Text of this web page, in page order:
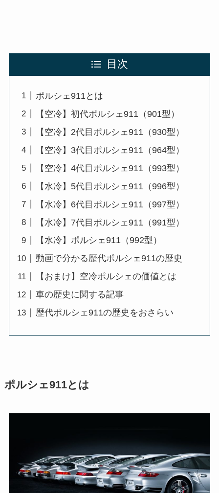
目次
ポルシェ911とは
【空冷】初代ポルシェ911（901型）
【空冷】2代目ポルシェ911（930型）
【空冷】3代目ポルシェ911（964型）
【空冷】4代目ポルシェ911（993型）
【水冷】5代目ポルシェ911（996型）
【水冷】6代目ポルシェ911（997型）
【水冷】7代目ポルシェ911（991型）
【水冷】ポルシェ911（992型）
動画で分かる歴代ポルシェ911の歴史
【おまけ】空冷ポルシェの価値とは
車の歴史に関する記事
歴代ポルシェ911の歴史をおさらい
ポルシェ911とは